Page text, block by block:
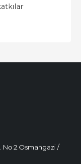
No:2 Osmangazi /